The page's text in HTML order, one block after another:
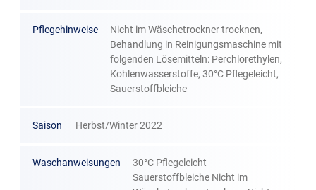
Pflegehinweise
Nicht im Wäschetrockner trocknen,
Behandlung in Reinigungsmaschine mit
folgenden Lösemitteln: Perchlorethylen,
Kohlenwasserstoffe, 30°C Pflegeleicht,
Sauerstoffbleiche
Saison Herbst/Winter 2022
Waschanweisungen
30°C Pflegeleicht
Sauerstoffbleiche Nicht im